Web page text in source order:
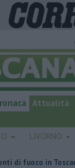
Attualità
LIVORNO
in Toscana